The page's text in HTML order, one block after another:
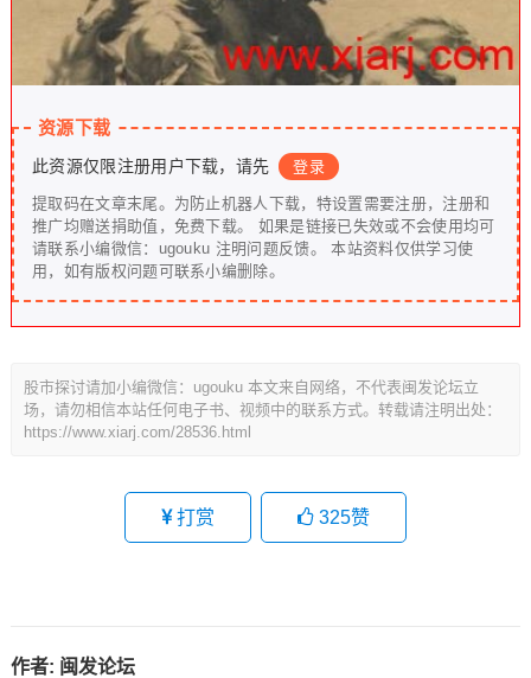
资源下载
此资源仅限注册用户下载，请先 登录
提取码在文章末尾。为防止机器人下载，特设置需要注册，注册和
推广均赠送捐助值，免费下载。 如果是链接已失效或不会使用均可
请联系小编微信：ugouku 注明问题反馈。 本站资料仅供学习使
用，如有版权问题可联系小编删除。
股市探讨请加小编微信：ugouku 本文来自网络，不代表闽发论坛立
场，请勿相信本站任何电子书、视频中的联系方式。转载请注明出处：
https://www.xiarj.com/28536.html
打赏 325赞
作者: 闽发论坛